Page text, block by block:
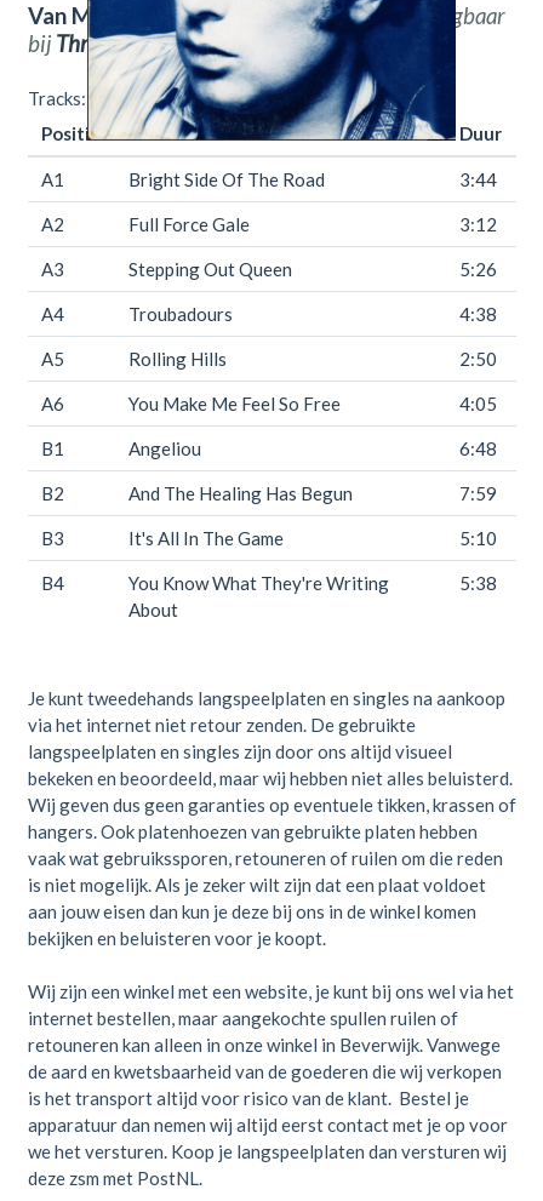
Van Morrison – Into The Music. Nu verkrijgbaar
bij ThrowbackVintage Hifi & Vinyl.
Tracks:
Positie
Titel Duur
A1 Bright Side Of The Road 3:44
A2 Full Force Gale 3:12
A3 Stepping Out Queen 5:26
A4 Troubadours 4:38
A5 Rolling Hills 2:50
A6 You Make Me Feel So Free 4:05
B1 Angeliou 6:48
B2 And The Healing Has Begun 7:59
B3 It's All In The Game 5:10
B4
You Know What They're Writing
About
5:38
Je kunt tweedehands langspeelplaten en singles na aankoop
via het internet niet retour zenden. De gebruikte
langspeelplaten en singles zijn door ons altijd visueel
bekeken en beoordeeld, maar wij hebben niet alles beluisterd.
Wij geven dus geen garanties op eventuele tikken, krassen of
hangers. Ook platenhoezen van gebruikte platen hebben
vaak wat gebruikssporen, retouneren of ruilen om die reden
is niet mogelijk. Als je zeker wilt zijn dat een plaat voldoet
aan jouw eisen dan kun je deze bij ons in de winkel komen
bekijken en beluisteren voor je koopt.
Wij zijn een winkel met een website, je kunt bij ons wel via het
internet bestellen, maar aangekochte spullen ruilen of
retouneren kan alleen in onze winkel in Beverwijk. Vanwege
de aard en kwetsbaarheid van de goederen die wij verkopen
is het transport altijd voor risico van de klant. Bestel je
apparatuur dan nemen wij altijd eerst contact met je op voor
we het versturen. Koop je langspeelplaten dan versturen wij
deze zsm met PostNL.